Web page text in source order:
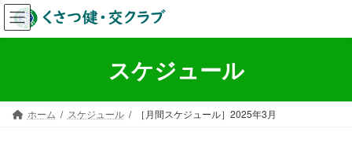
コ
ン
テ
ス
ナ
ビ
ゲ
ン
スケジュール
ホーム スケジュール ［月間スケジュール］2025年3月